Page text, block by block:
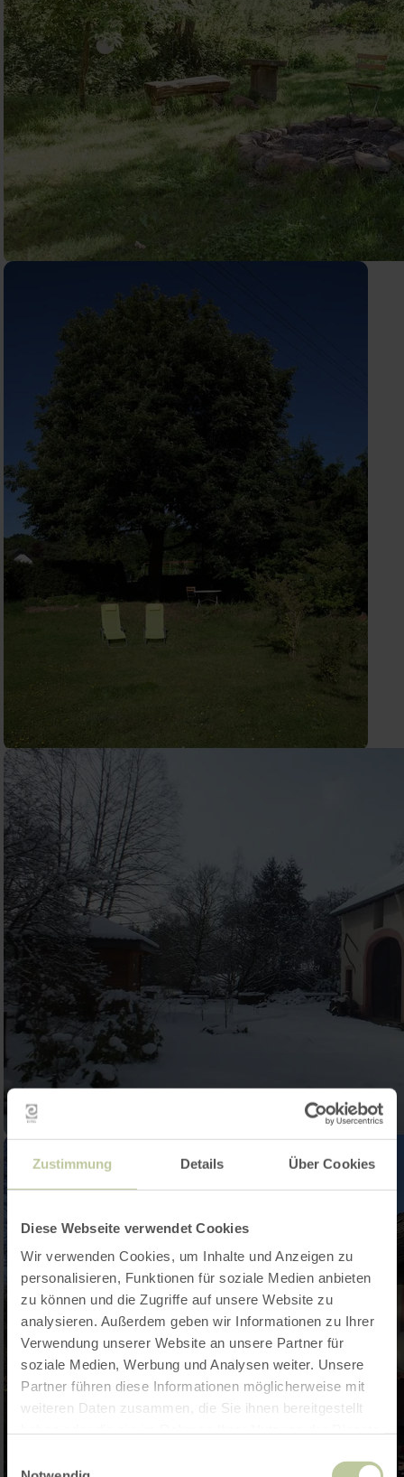
Zustimmung Details Über Cookies
Diese Webseite verwendet Cookies
Wir verwenden Cookies, um Inhalte und Anzeigen zu
personalisieren, Funktionen für soziale Medien anbieten
zu können und die Zugriffe auf unsere Website zu
analysieren. Außerdem geben wir Informationen zu Ihrer
Verwendung unserer Website an unsere Partner für
soziale Medien, Werbung und Analysen weiter. Unsere
Partner führen diese Informationen möglicherweise mit
weiteren Daten zusammen, die Sie ihnen bereitgestellt